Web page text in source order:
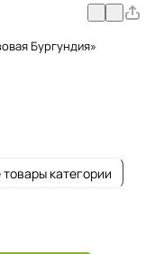
Бургундия»
товары категории